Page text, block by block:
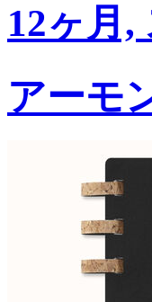
12ヶ月,
アーモ